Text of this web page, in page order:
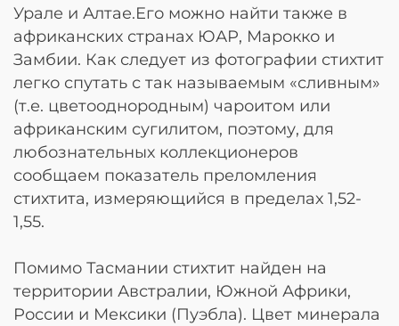
Урале и Алтае.Его можно найти также в
африканских странах ЮАР, Марокко и
Замбии. Как следует из фотографии стихтит
легко спутать с так называемым «сливным»
(т.е. цветооднородным) чароитом или
африканским сугилитом, поэтому, для
любознательных коллекционеров
сообщаем показатель преломления
стихтита, измеряющийся в пределах 1,52-
1,55.
Помимо Тасмании стихтит найден на
территории Австралии, Южной Африки,
России и Мексики (Пуэбла). Цвет минерала